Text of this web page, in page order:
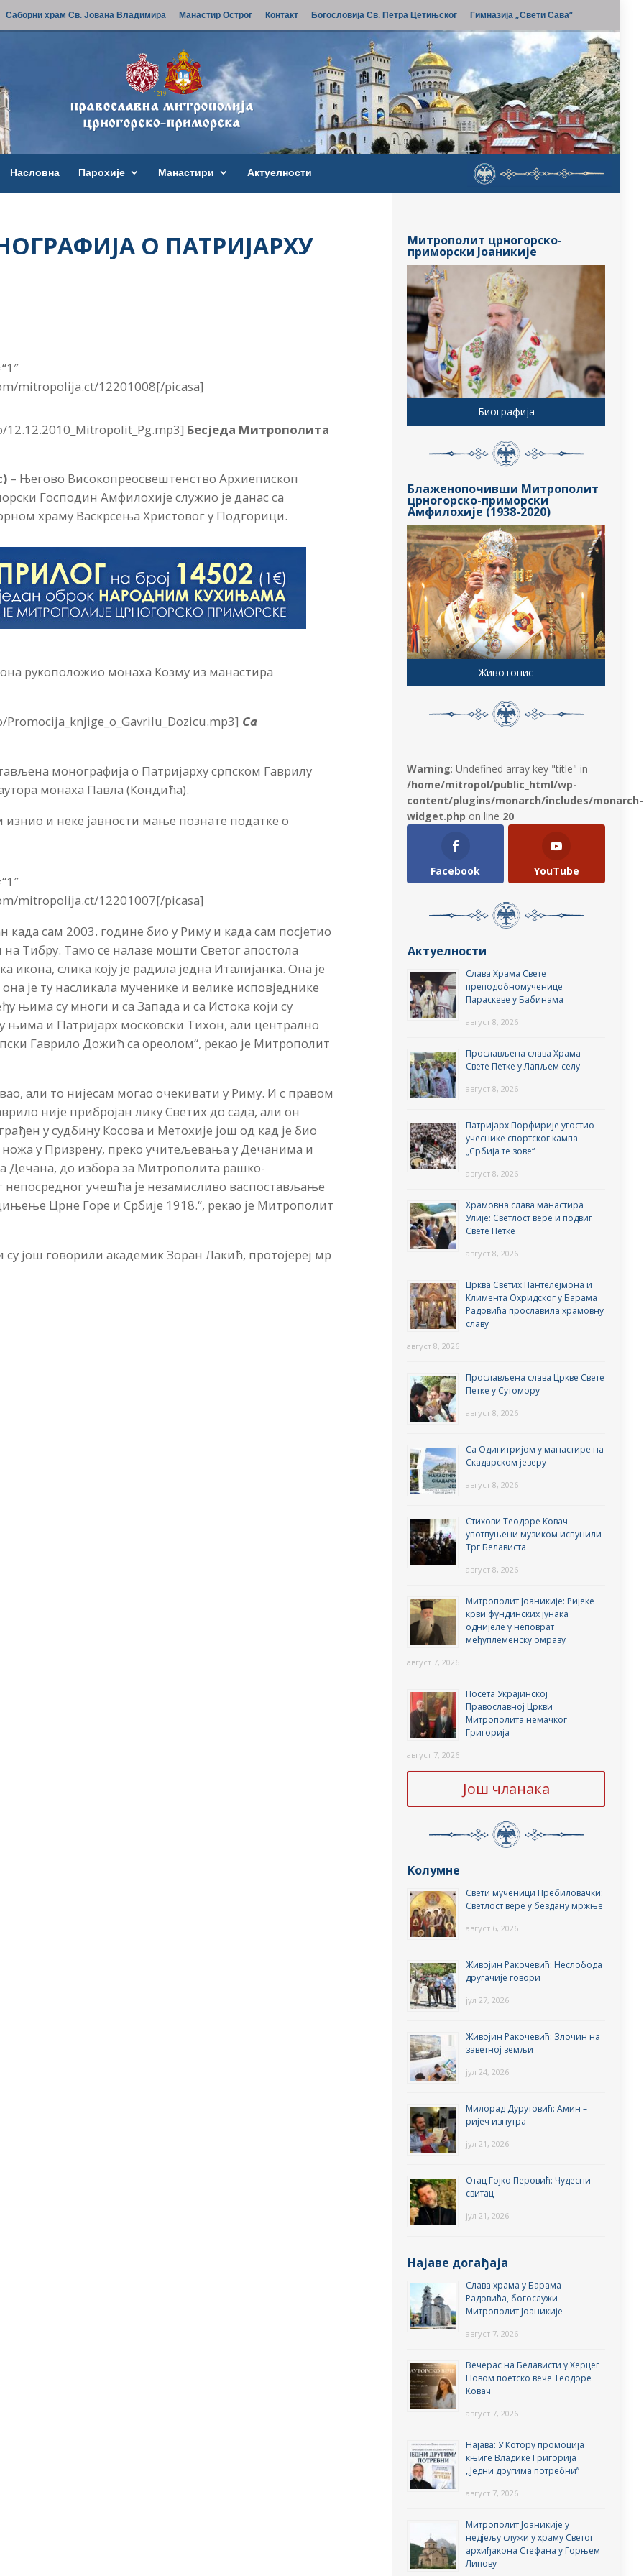
Саборни храм Св. Јована Владимира Манастир Острог Контакт Богословија Св. Петра Цетињског Гимназија „Свети Сава“
Насловна Парохије Манастири Актуелности
О ПАТРИЈАРХУ
mitropolija.ct/12201008[/picasa]
Бесједа Митрополита
– Његово Високопреосвештенство Архиепископ
Господин Амфилохије служио је данас са
храму Васкрсења Христовог у Подгорици.
рукоположио монаха Козму из манастира
Са
монографија о Патријарху српском Гаврилу
монаха Павла (Кондића).
и неке јавности мање познате податке о
mitropolija.ct/12201007[/picasa]
када сам 2003. године био у Риму и када сам посјетио
на Тибру. Тамо се налазе мошти Светог апостола
икона, слика коју је радила једна Италијанка. Она је
је ту насликала мученике и велике исповједнике
њима су многи и са Запада и са Истока који су
њима и Патријарх московски Тихон, али централно
Гаврило Дожић са ореолом“, рекао је Митрополит
али то нијесам могао очекивати у Риму. И с правом
није прибројан лику Светих до сада, али он
у судбину Косова и Метохије још од кад је био
ножа у Призрену, преко учитељевања у Дечанима и
Дечана, до избора за Митрополита рашко-
непосредног учешћа је незамисливо васпостављање
Црне Горе и Србије 1918.“, рекао је Митрополит
још говорили академик Зоран Лакић, протојереј мр
Митрополит црногорско-
приморски Јоаникије
Биографија
Блаженопочивши Митрополит
црногорско-приморски
Амфилохије (1938-2020)
Животопис
Warning: Undefined array key "title" in
/home/mitropol/public_html/wp-
content/plugins/monarch/includes/monarch-
widget.php on line 20
Facebook YouTube
Актуелности
Слава Храма Свете
преподобномученице
Параскеве у Бабинама
август 8, 2026
Прослављена слава Храма
Свете Петке у Лапљем селу
август 8, 2026
Патријарх Порфирије угостио
учеснике спортског кампа
„Србија те зове“
август 8, 2026
Храмовна слава манастира
Улије: Светлост вере и подвиг
Свете Петке
август 8, 2026
Црква Светих Пантелејмона и
Климента Охридског у Барама
Радовића прославила храмовну
славу
август 8, 2026
Прослављена слава Цркве Свете
Петке у Сутомору
август 8, 2026
Са Одигитријом у манастире на
Скадарском језеру
август 8, 2026
Стихови Теодоре Ковач
употпуњени музиком испунили
Трг Белависта
август 8, 2026
Митрополит Јоаникије: Ријеке
крви фундинских јунака
однијеле у неповрат
међуплеменску омразу
август 7, 2026
Посета Украјинској
Православној Цркви
Митрополита немачког
Григорија
август 7, 2026
Још чланака
Колумне
Свети мученици Пребиловачки:
Светлост вере у бездану мржње
август 6, 2026
Живојин Ракочевић: Неслобода
другачије говори
јул 27, 2026
Живојин Ракочевић: Злочин на
заветној земљи
јул 24, 2026
Милорад Дурутовић: Амин –
ријеч изнутра
јул 21, 2026
Отац Гојко Перовић: Чудесни
свитац
јул 21, 2026
Најаве догађаја
Слава храма у Барама
Радовића, богослужи
Митрополит Јоаникије
август 7, 2026
Вечерас на Белависти у Херцег
Новом поетско вече Теодоре
Ковач
август 7, 2026
Најава: У Котору промоција
књиге Владике Григорија
,,Једни другима потребни”
август 7, 2026
Митрополит Јоаникије у
недјељу служи у храму Светог
архиђакона Стефана у Горњем
Липову